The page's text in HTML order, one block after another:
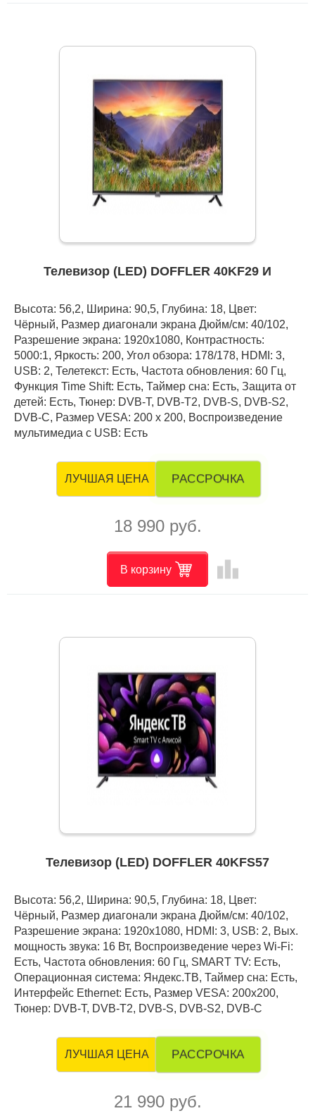
Телевизор (LED) DOFFLER 40KF29 И
Высота: 56,2, Ширина: 90,5, Глубина: 18, Цвет:
Чёрный, Размер диагонали экрана Дюйм/см: 40/102,
Разрешение экрана: 1920x1080, Контрастность:
5000:1, Яркость: 200, Угол обзора: 178/178, HDMI: 3,
USB: 2, Телетекст: Есть, Частота обновления: 60 Гц,
Функция Time Shift: Есть, Таймер сна: Есть, Защита от
детей: Есть, Тюнер: DVB-T, DVB-T2, DVB-S, DVB-S2,
DVB-C, Размер VESA: 200 х 200, Воспроизведение
мультимедиа с USB: Есть
ЛУЧШАЯ ЦЕНА РАССРОЧКА
18 990 руб.
В корзину leaderboard
Телевизор (LED) DOFFLER 40KFS57
Высота: 56,2, Ширина: 90,5, Глубина: 18, Цвет:
Чёрный, Размер диагонали экрана Дюйм/см: 40/102,
Разрешение экрана: 1920x1080, HDMI: 3, USB: 2, Вых.
мощность звука: 16 Вт, Воспроизведение через Wi-Fi:
Есть, Частота обновления: 60 Гц, SMART TV: Есть,
Операционная система: Яндекс.ТВ, Таймер сна: Есть,
Интерфейс Ethernet: Есть, Размер VESA: 200x200,
Тюнер: DVB-T, DVB-T2, DVB-S, DVB-S2, DVB-C
ЛУЧШАЯ ЦЕНА РАССРОЧКА
21 990 руб.